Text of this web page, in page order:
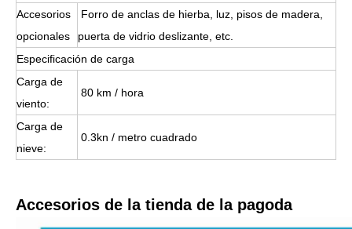
Accesorios
opcionales
Forro de anclas de hierba, luz, pisos de madera,
puerta de vidrio deslizante, etc.
Especificación de carga
Carga de
viento:
80 km / hora
Carga de
nieve:
0.3kn / metro cuadrado
Accesorios de la tienda de la pagoda